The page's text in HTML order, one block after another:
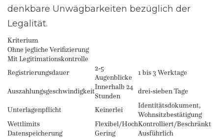
denkbare Unwägbarkeiten bezüglich der
Legalität.
Kriterium
Ohne jegliche Verifizierung
Mit Legitimationskontrolle
Registrierungsdauer
2-5
Augenblicke
1 bis 3 Werktage
AuszahlungsgeschwindigkeitInnerhalb 24
Stunden
drei-sieben Tage
Unterlagenpflicht Keinerlei
Identitätsdokument,
Wohnsitzbestätigung
Wettlimits
Flexibel/HochKontrolliert/Beschränkt
Datenspeicherung
Gering Ausführlich